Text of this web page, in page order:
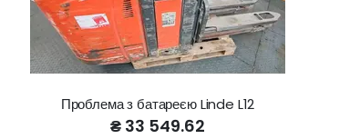
Проблема з батареєю Linde L12
₴ 33 549.62